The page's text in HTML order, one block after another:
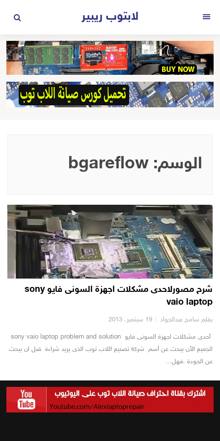
المحتوى
لابتوب ريبير
الوسم: bgareflow
شرح مصورلاحدى مشكلات اجهزة السونى فايو sony
vaio laptop
بقلم سامح عبدالجواد 19 سبتمبر، 2013
أحدى مشكلات اجهزة السونى فايو sony vaio laptop problem and solution
الجميع الأن يبحث عن أسم شركة تصنيع اللاب توب الذى يريد شراءة قبل ان يبحث
عن الجودة .فهل...